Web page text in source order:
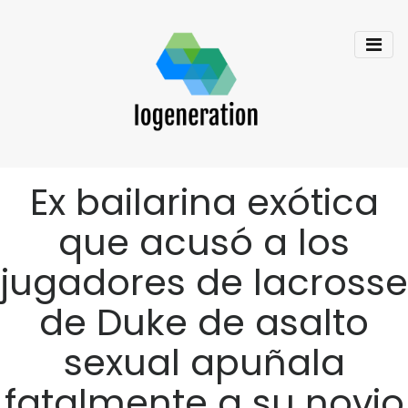
Ex bailarina exótica
que acusó a los
jugadores de lacrosse
de Duke de asalto
sexual apuñala